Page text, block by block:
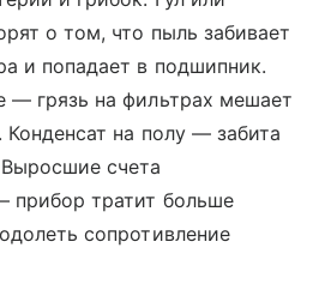
о том, что пыль забивает
и попадает в подшипник.
— грязь на фильтрах мешает
Конденсат на полу — забита
счета
прибор тратит больше
сопротивление